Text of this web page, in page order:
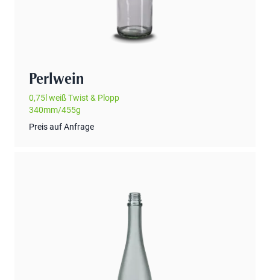
Perlwein
0,75l weiß Twist & Plopp
340mm/455g
Preis auf Anfrage